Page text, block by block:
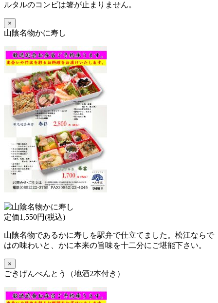
ルタルのコンビは箸が止まりません。
×
山陰名物かに寿し
定価1,550円(税込)
山陰名物であるかに寿しを駅弁で仕立てました。松江ならで
はの味わいと、かに本来の旨味を十二分にご堪能下さい。
×
ごきげんべんとう（地酒2本付き）